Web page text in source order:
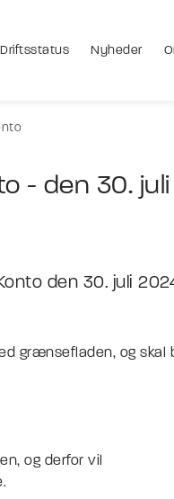
Driftsstatus Nyheder
- den 30.
den 30. juli
grænsefladen, og skal
og derfor vil